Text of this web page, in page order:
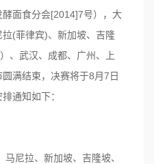
面食分会[2014]7号），大
(菲律宾)、新加坡、吉隆
、武汉、成都、广州、上
满结束，决赛将于8月7日
通知如下：
尼拉、新加坡、吉隆坡、